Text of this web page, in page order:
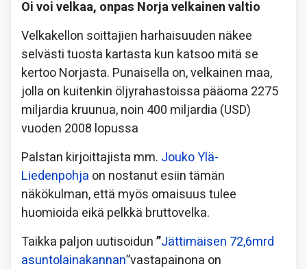
Oi voi velkaa, onpas Norja velkainen valtio
Velkakellon soittajien harhaisuuden näkee
selvästi tuosta kartasta kun katsoo mitä se
kertoo Norjasta. Punaisella on, velkainen maa,
jolla on kuitenkin öljyrahastoissa pääoma 2275
miljardia kruunua, noin 400 miljardia (USD)
vuoden 2008 lopussa
Palstan kirjoittajista mm. Jouko Ylä-
Liedenpohja on nostanut esiin tämän
näkökulman, että myös omaisuus tulee
huomioida eikä pelkkä bruttovelka.
Taikka paljon uutisoidun”Jättimäisen 72,6mrd
asuntolainakannan”vastapainona on